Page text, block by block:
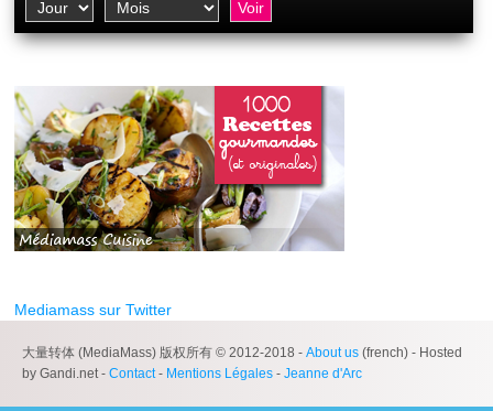
Mediamass sur Twitter
大量转体 (MediaMass) 版权所有 © 2012-2018 - About us (french) - Hosted
by Gandi.net - Contact- Mentions Légales - Jeanne d'Arc